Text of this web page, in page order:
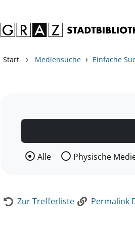
Start › Mediensuche › Einfache
Wählen Sie die Medienart
Alle Physische
Zur Trefferliste Permalink